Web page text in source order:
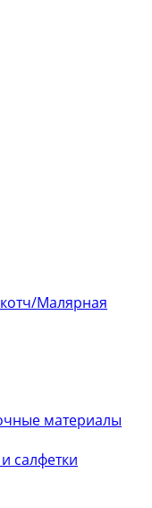
Малярная
материалы
салфетки